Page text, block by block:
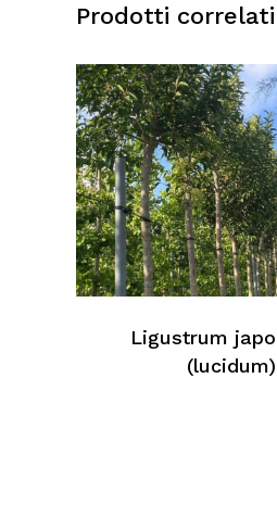
Prodotti correlati
Ligustrum
(lucidum)